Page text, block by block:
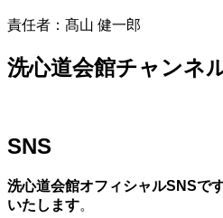
責任者：髙山 健一郎
洗心道会館チャンネ
SNS
洗心道会館オフィシャルSNSで
いたします。